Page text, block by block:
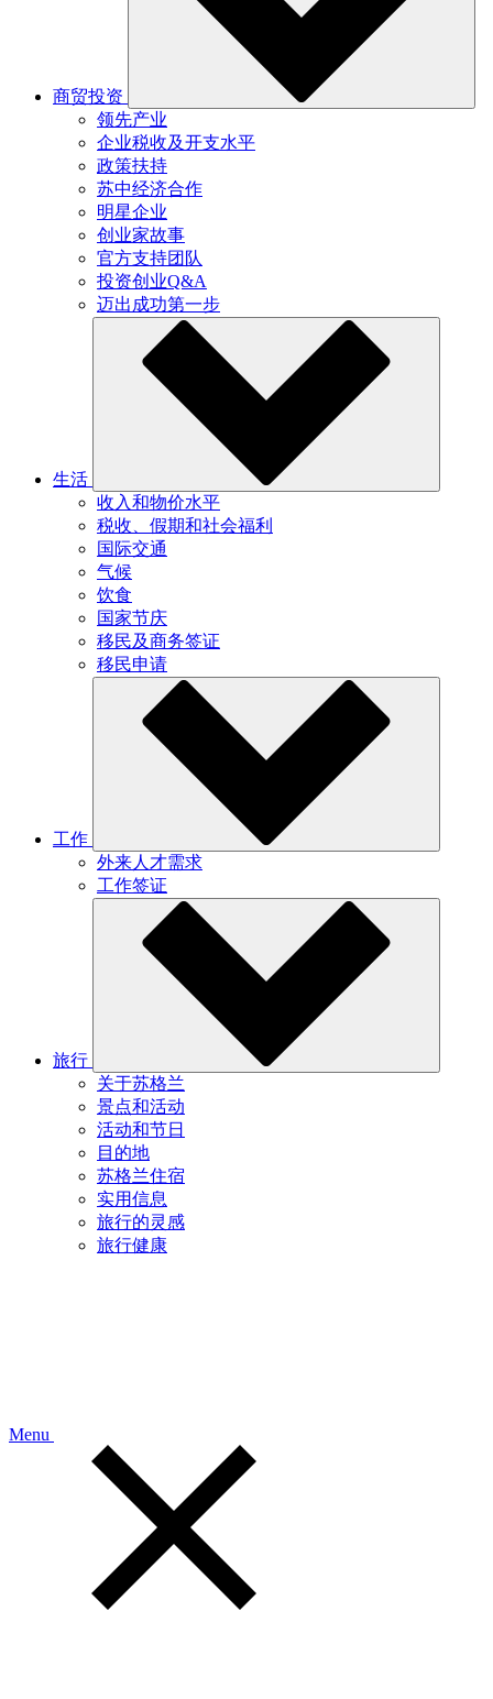
商贸投资
领先产业
企业税收及开支水平
政策扶持
苏中经济合作
明星企业
创业家故事
官方支持团队
投资创业Q&A
迈出成功第一步
生活
收入和物价水平
税收、假期和社会福利
国际交通
气候
饮食
国家节庆
移民及商务签证
移民申请
工作
外来人才需求
工作签证
旅行
关于苏格兰
景点和活动
活动和节日
目的地
苏格兰住宿
实用信息
旅行的灵感
旅行健康
Menu